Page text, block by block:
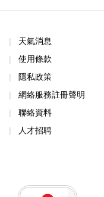
天氣消息
使用條款
隱私政策
網絡服務註冊聲明
聯絡資料
人才招聘